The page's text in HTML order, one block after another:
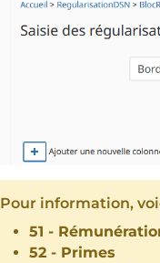
Pour information,
51 -
52 - Primes